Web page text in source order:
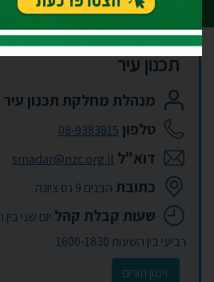
תכנון עיר
מנהלת מחלקת תכנון עיר
טלפון 08-9383815
דוא"ל smadar@nzc.org.il
כתובת הבנים 9 נס ציונה
שעות קבלת קהל
רביעי בין השעות 1600-1830
זימון תורים